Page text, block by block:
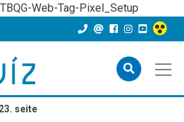
Web-Tag-Pixel_Setup
23. seite